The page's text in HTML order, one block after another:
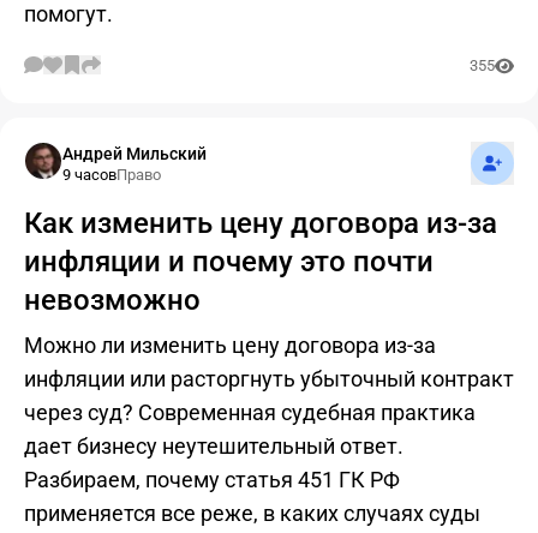
помогут.
355
Андрей Мильский
9 часовПраво
Как изменить цену договора из-за
инфляции и почему это почти
невозможно
Можно ли изменить цену договора из-за
инфляции или расторгнуть убыточный контракт
через суд? Современная судебная практика
дает бизнесу неутешительный ответ.
Разбираем, почему статья 451 ГК РФ
применяется все реже, в каких случаях суды